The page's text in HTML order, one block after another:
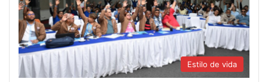
Estilo de vida